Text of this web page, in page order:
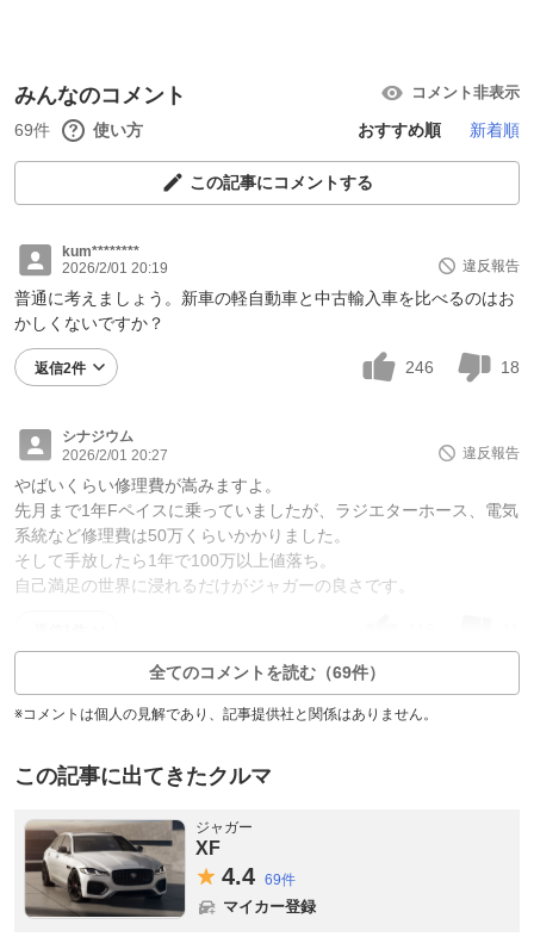
みんなのコメント コメント非表示
69件 使い方 おすすめ順 新着順
この記事にコメントする
kum********
2026/2/01 20:19
違反報告
普通に考えましょう。新車の軽自動車と中古輸入車を比べるのはお
かしくないですか？
返信2件 246 18
シナジウム
2026/2/01 20:27
違反報告
やばいくらい修理費が嵩みますよ。
先月まで1年Fペイスに乗っていましたが、ラジエターホース、電気
系統など修理費は50万くらいかかりました。
そして手放したら1年で100万以上値落ち。
自己満足の世界に浸れるだけがジャガーの良さです。
全てのコメントを読む（69件）
※コメントは個人の見解であり、記事提供社と関係はありません。
この記事に出てきたクルマ
ジャガー
XF
4.4 69件
マイカー登録